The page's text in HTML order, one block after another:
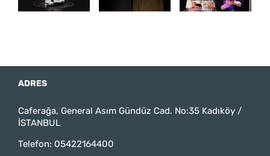
ADRES
Caferağa, General Asım Gündüz Cad. No:35 Kadıköy /
İSTANBUL
Telefon: 05422164400